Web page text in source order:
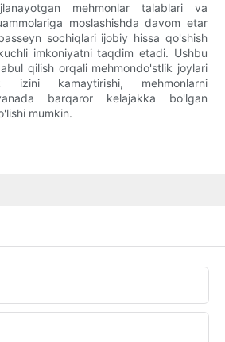
mehmonlar talablari va
moslashishda davom etar
sochiqlari ijobiy hissa qo'shish
imkoniyatni taqdim etadi. Ushbu
qilish orqali mehmondo'stlik joylari
izini kamaytirishi, mehmonlarni
barqaror kelajakka bo'lgan
mumkin.